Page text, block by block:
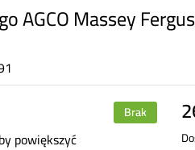
AGCO Massey
Brak
powiększyć